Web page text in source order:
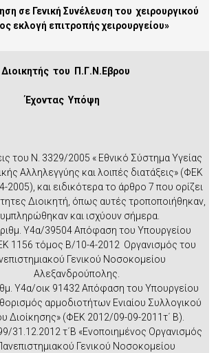
σε Γενική Συνέλευση του χειρουργικού
εκλογή επιτροπής χειρουργείου»
του Π.Γ.Ν.Εβρου
Έχοντας Υπόψη
του Ν. 3329/2005 « Εθνικό Σύστημα Υγείας
Αλληλεγγύης και λοιπές διατάξεις» (ΦΕΚ
2005), και ειδικότερα το άρθρο 7 που ορίζει
Διοικητή, όπως αυτές τροποποιήθηκαν,
και ισχύουν σήμερα.
Υ4α/39504 Απόφαση του Υπουργείου
1156 τόμος Β/10-4-2012 Οργανισμός του
Γενικού Νοσοκομείου
Αλεξανδρούπολης.
Υ4α/οικ 91432 Απόφαση του Υπουργείου
αρμοδιοτήτων Ενιαίου Συλλογικού
Διοίκησης» (ΦΕΚ 2012/09-09-2011τ΄ Β).
31.12.2012 τ΄Β «Ενοποιημένος Οργανισμός
Γενικού Νοσοκομείου